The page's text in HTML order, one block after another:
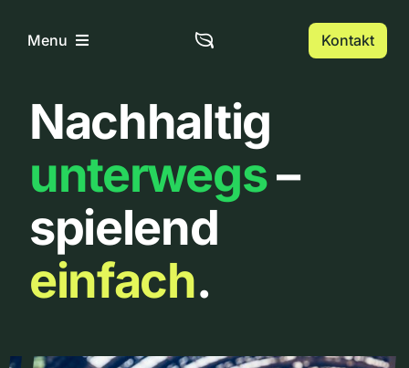
InhaltMenu
Home
Über uns
Urbanlist
Kontakt
Nachhaltig
unterwegs–
spielend
einfach.